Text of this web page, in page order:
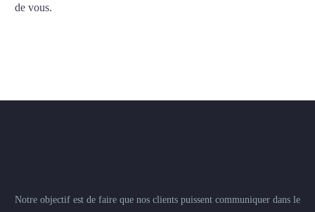
de vous.
Notre objectif est de faire que nos clients puissent communiquer dans le